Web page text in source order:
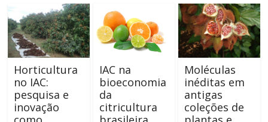
Horticultura
no IAC:
pesquisa e
inovação
IAC na
bioeconomia
da
citricultura
Moléculas
inéditas em
antigas
coleções de